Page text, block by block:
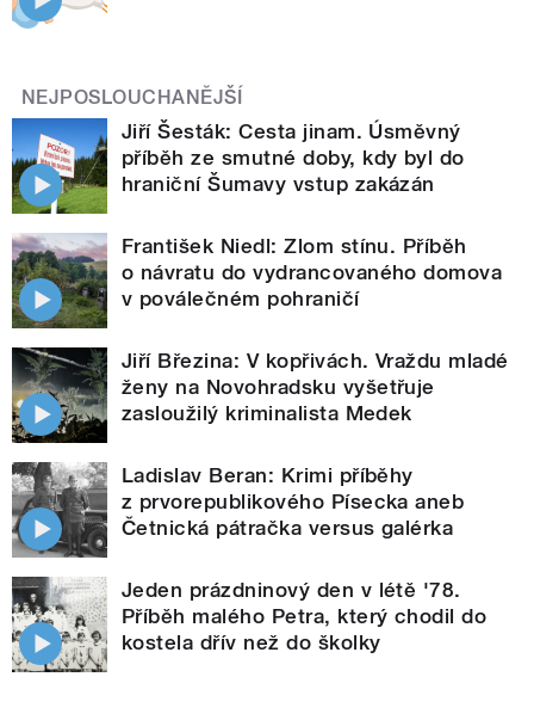
NEJPOSLOUCHANĚJŠÍ
Jiří Šesták: Cesta jinam. Úsměvný
příběh ze smutné doby, kdy byl do
hraniční Šumavy vstup zakázán
František Niedl: Zlom stínu. Příběh
o návratu do vydrancovaného domova
v poválečném pohraničí
Jiří Březina: V kopřivách. Vraždu mladé
ženy na Novohradsku vyšetřuje
zasloužilý kriminalista Medek
Ladislav Beran: Krimi příběhy
z prvorepublikového Písecka aneb
Četnická pátračka versus galérka
Jeden prázdninový den v létě '78.
Příběh malého Petra, který chodil do
kostela dřív než do školky